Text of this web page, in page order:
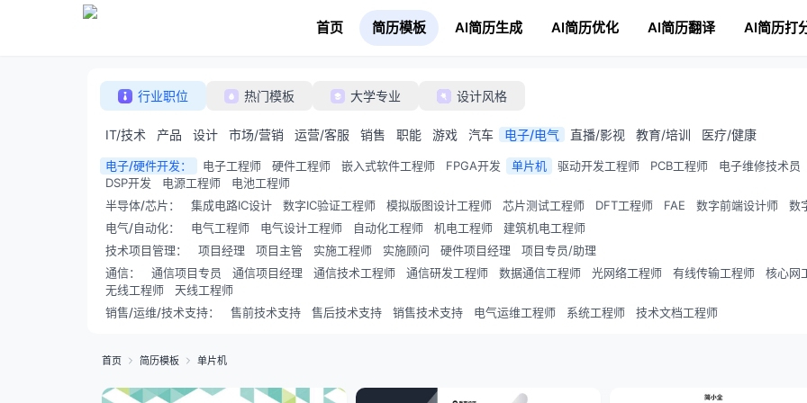
首页 简历模板 AI简历生成 AI简历优化 AI简历翻译 AI简历打
行业职位 热门模板 大学专业 设计风格
IT/技术 产品 设计 市场/营销 运营/客服 销售 职能 游戏 汽车 电子/电气 直播/影视 教育/培训 医疗/健康
电子/硬件开发： 电子工程师 硬件工程师 嵌入式软件工程师 FPGA开发 单片机 驱动开发工程师 PCB工程师
电子维修技术员
DSP开发
电源工程师
电池工程师
半导体/芯片： 集成电路IC设计 数字IC验证工程师 模拟版图设计工程师 芯片测试工程师 DFT工程师 FAE 数字前端设计师
数
电气/自动化： 电气工程师 电气设计工程师 自动化工程师 机电工程师
建筑机电工程师
技术项目管理： 项目经理 项目主管 实施工程师 实施顾问 硬件项目经理
项目专员/助理
通信： 通信项目专员 通信项目经理 通信技术工程师 通信研发工程师 数据通信工程师 光网络工程师 有线传输工程师
核心网
无线工程师
天线工程师
销售/运维/技术支持： 售前技术支持 售后技术支持 销售技术支持 电气运维工程师 系统工程师 技术文档工程师
首页 简历模板 单片机